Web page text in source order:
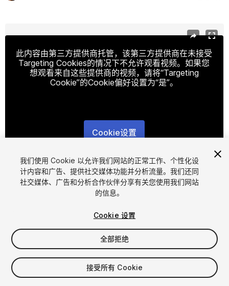
此内容由第三方提供商托管，该第三方提供商在未接受
Targeting Cookies的情况下不允许观看视频。如果您
想观看来自这些提供商的视频，请将“Targeting
Cookie”的Cookie偏好设置为“是”。
Cookie设置
1/9
$33.99
增值税将在结算时计算
我们使用 Cookie 以允许我们网站的正常工作、个性化设
计内容和广告、提供社交媒体功能并分析流量。我们还同
社交媒体、广告和分析合作伙伴分享有关您使用我们网站
的信息。
Cookie 设置
全部拒绝
接受所有 Cookie